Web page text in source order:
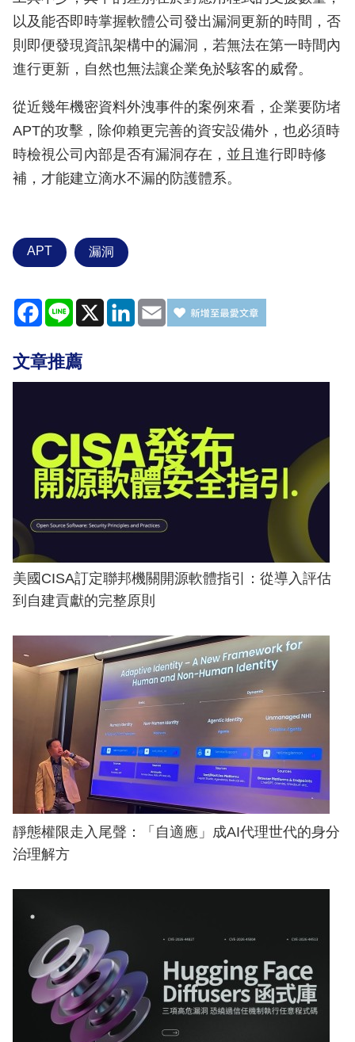
以及能否即時掌握軟體公司發出漏洞更新的時間，否
則即便發現資訊架構中的漏洞，若無法在第一時間內
進行更新，自然也無法讓企業免於駭客的威脅。
從近幾年機密資料外洩事件的案例來看，企業要防堵
APT的攻擊，除仰賴更完善的資安設備外，也必須時
時檢視公司內部是否有漏洞存在，並且進行即時修
補，才能建立滴水不漏的防護體系。
APT 漏洞
Facebook
Line X LinkedIn
Email
文章推薦
美國CISA訂定聯邦機關開源軟體指引：從導入評估
到自建貢獻的完整原則
靜態權限走入尾聲：「自適應」成AI代理世代的身分
治理解方